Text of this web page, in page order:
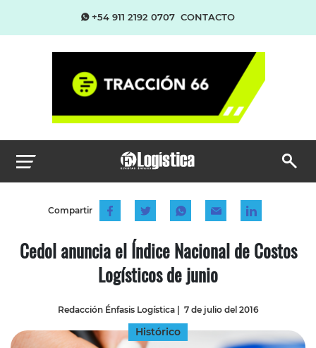
+54 911 2192 0707 CONTACTO
Compartir
Cedol anuncia el Índice Nacional de Costos
Logísticos de junio
Redacción Énfasis Logística| 7 de julio del 2016
Histórico